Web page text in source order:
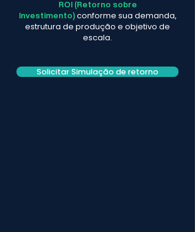
ROI (Retorno sobre
Investimento) conforme sua demanda,
estrutura de produção e objetivo de
escala.
Solicitar Simulação de retorno